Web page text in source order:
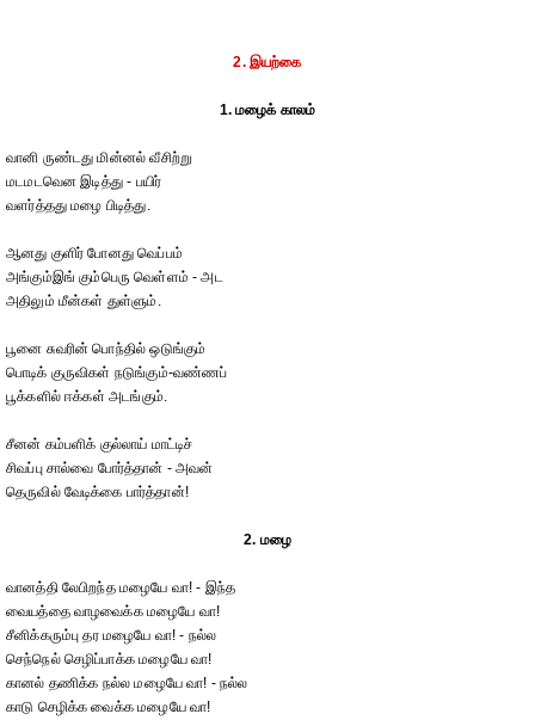
2. இயற்கை
1. மழைக் காலம்
வானி ருண்டது மின்னல் வீசிற்று
மடமடவென இடித்து - பயிர்
வளர்த்தது மழை பிடித்து.
ஆனது குளிர் போனது வெப்பம்
அங்கும்இங் கும்பெரு வெள்ளம் - அட
அதிலும் மீன்கள் துள்ளும்.
பூனை சுவரின் பொந்தில் ஒடுங்கும்
பொடிக் குருவிகள் நடுங்கும்-வண்ணப்
பூக்களில் ஈக்கள் அடங்கும்.
சீனன் கம்பளிக் குல்லாய் மாட்டிச்
சிவப்பு சால்வை போர்த்தான் - அவன்
தெருவில் வேடிக்கை பார்த்தான்!
2. மழை
வானத்தி லேபிறந்த மழையே வா! - இந்த
வையத்தை வாழவைக்க மழையே வா!
சீனிக்கரும்பு தர மழையே வா! - நல்ல
செந்நெல் செழிப்பாக்க மழையே வா!
கானல் தணிக்க நல்ல மழையே வா! - நல்ல
காடு செழிக்க வைக்க மழையே வா!